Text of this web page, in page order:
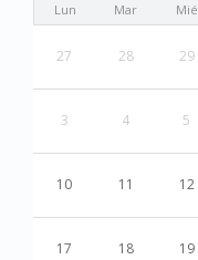
Lun Mar Mié
27 28 29
3 4 5
10 11 12
17 18 19